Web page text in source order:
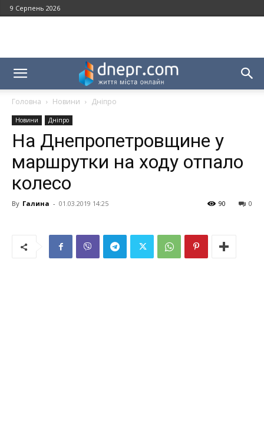
9 Серпень 2026
Головна Новини Дніпро
Новини Дніпро
На Днепропетровщине у
маршрутки на ходу отпало
колесо
By Галина - 01.03.2019 14:25 0
90